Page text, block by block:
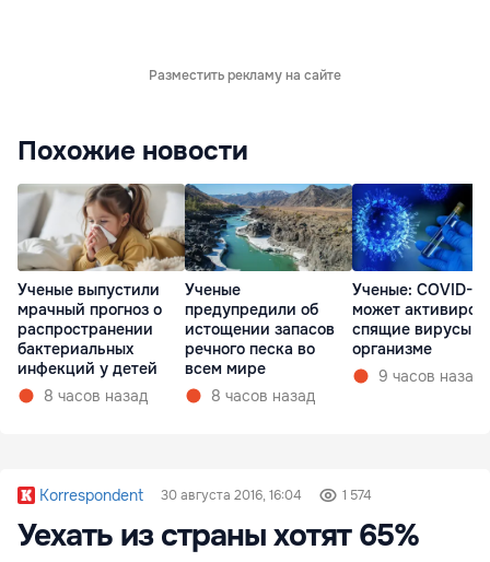
Разместить рекламу на сайте
Похожие новости
Ученые выпустили
мрачный прогноз о
распространении
бактериальных
инфекций у детей
8 часов назад
Ученые
предупредили об
истощении запасов
речного песка во
всем мире
8 часов назад
Ученые: COVID-19
может
спящие вирусы в
организме
9 часов назад
Korrespondent 30 августа 2016, 16:04 1 574
Уехать из страны хотят 65%